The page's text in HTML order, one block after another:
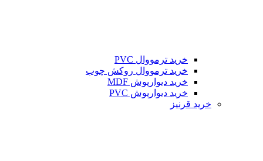
خرید ترمووال PVC
خرید ترمووال روکش چوب
خرید دیوارپوش MDF
خرید دیوارپوش PVC
خرید قرنیز